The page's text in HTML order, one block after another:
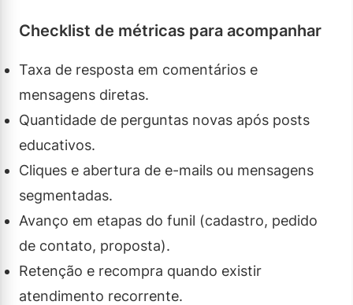
Checklist de métricas para acompanhar
Taxa de resposta em comentários e
mensagens diretas.
Quantidade de perguntas novas após posts
educativos.
Cliques e abertura de e-mails ou mensagens
segmentadas.
Avanço em etapas do funil (cadastro, pedido
de contato, proposta).
Retenção e recompra quando existir
atendimento recorrente.